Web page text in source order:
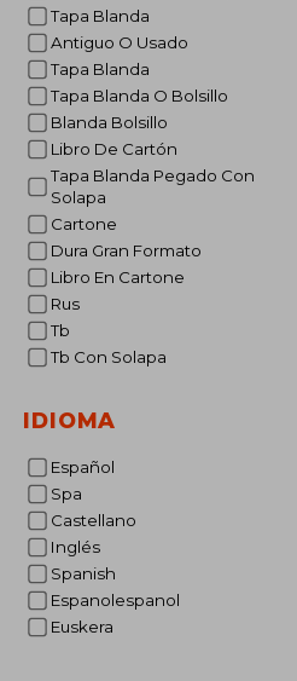
Tapa Blanda
Antiguo O Usado
Tapa Blanda
Tapa Blanda O Bolsillo
Blanda Bolsillo
Libro De Cartón
Tapa Blanda Pegado Con
Solapa
Cartone
Dura Gran Formato
Libro En Cartone
Rus
Tb
Tb Con Solapa
IDIOMA
Español
Spa
Castellano
Inglés
Spanish
Espanolespanol
Euskera